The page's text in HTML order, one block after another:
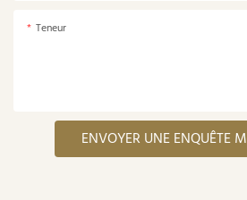
Teneur
ENVOYER UNE ENQUÊTE